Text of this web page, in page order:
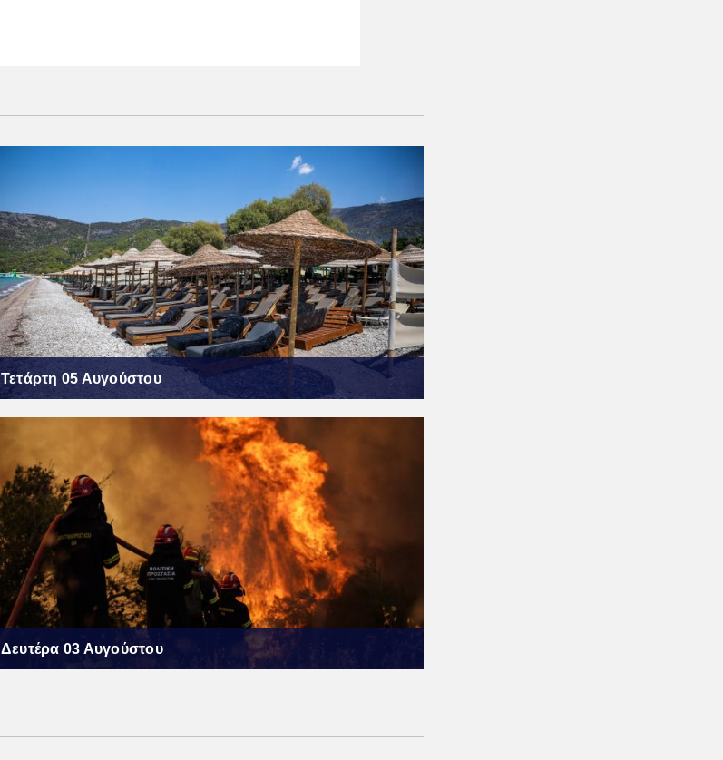
Τετάρτη 05 Αυγούστου
Δευτέρα 03 Αυγούστου